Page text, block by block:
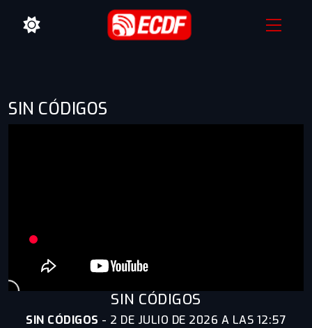
SIN CÓDIGOS
SIN CÓDIGOS
SIN CÓDIGOS - 2 DE JULIO DE 2026 A LAS 12:57